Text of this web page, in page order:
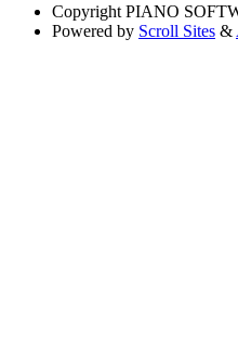
Copyright PIANO
Powered by Scroll Sites &